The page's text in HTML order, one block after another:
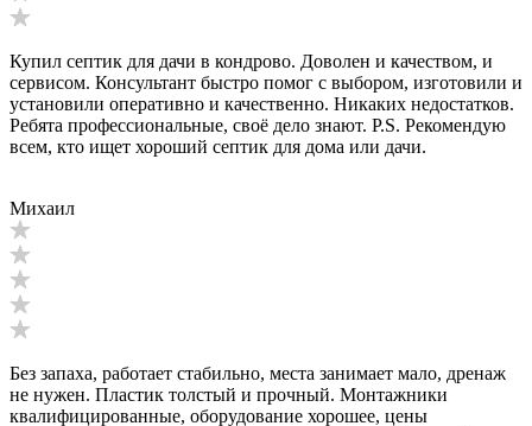
Купил септик для дачи в кондрово. Доволен и качеством, и
сервисом. Консультант быстро помог с выбором, изготовили и
установили оперативно и качественно. Никаких недостатков.
Ребята профессиональные, своё дело знают. P.S. Рекомендую
всем, кто ищет хороший септик для дома или дачи.
Михаил
Без запаха, работает стабильно, места занимает мало, дренаж
не нужен. Пластик толстый и прочный. Монтажники
квалифицированные, оборудование хорошее, цены